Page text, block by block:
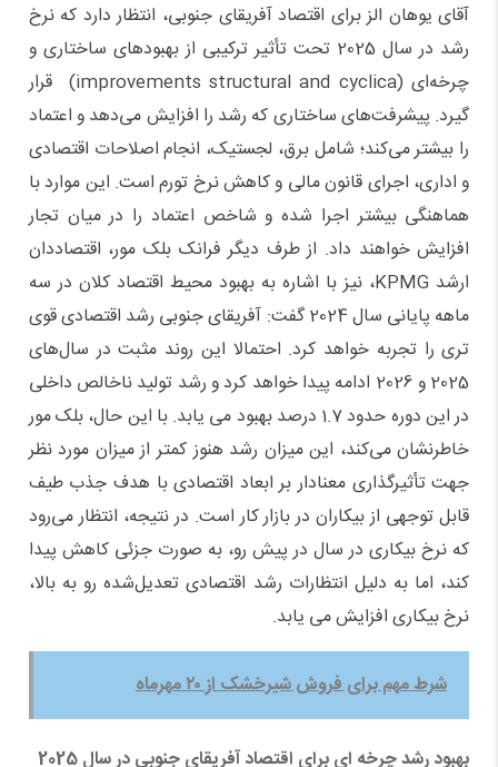
آقای یوهان الز برای اقتصاد آفریقای جنوبی، انتظار دارد که نرخ
رشد در سال 2025 تحت تأثیر ترکیبی از بهبودهای ساختاری و
چرخه‌ای (improvements structural and cyclica) قرار
گیرد. پیشرفت‌های ساختاری که رشد را افزایش می‌دهد و اعتماد
را بیشتر می‌کند؛ شامل برق، لجستیک، انجام اصلاحات اقتصادی
و اداری، اجرای قانون مالی و کاهش نرخ تورم است. این موارد با
هماهنگی بیشتر اجرا شده و شاخص اعتماد را در میان تجار
افزایش خواهند داد. از طرف دیگر فرانک بلک مور، اقتصاددان
ارشد KPMG، نیز با اشاره به بهبود محیط اقتصاد کلان در سه
ماهه پایانی سال 2024 گفت: آفریقای جنوبی رشد اقتصادی قوی
تری را تجربه خواهد کرد. احتمالا این روند مثبت در سال‌های
2025 و 2026 ادامه پیدا خواهد کرد و رشد تولید ناخالص داخلی
در این دوره حدود 1.7 درصد بهبود می یابد. با این حال، بلک مور
خاطرنشان می‌کند، این میزان رشد هنوز کمتر از میزان مورد نظر
جهت تأثیرگذاری معنادار بر ابعاد اقتصادی با هدف جذب طیف
قابل توجهی از بیکاران در بازار کار است. در نتیجه، انتظار می‌رود
که نرخ بیکاری در سال در پیش رو، به صورت جزئی کاهش پیدا
کند، اما به دلیل انتظارات رشد اقتصادی تعدیل‌شده رو به بالا،
نرخ بیکاری افزایش می یابد.
شرط مهم برای فروش شیرخشک از ۲۰ مهرماه
بهبود رشد چرخه ای برای اقتصاد آفریقای جنوبی در سال 2025